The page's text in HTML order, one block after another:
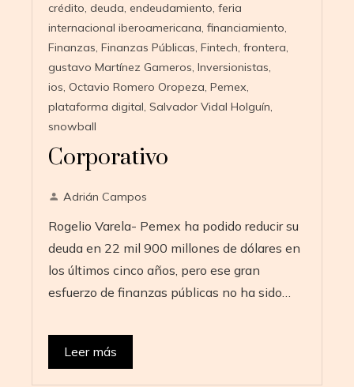
crédito, deuda, endeudamiento, feria
internacional iberoamericana, financiamiento,
Finanzas, Finanzas Públicas, Fintech, frontera,
gustavo Martínez Gameros, Inversionistas,
ios, Octavio Romero Oropeza, Pemex,
plataforma digital, Salvador Vidal Holguín,
snowball
Corporativo
Adrián Campos
Rogelio Varela- Pemex ha podido reducir su
deuda en 22 mil 900 millones de dólares en
los últimos cinco años, pero ese gran
esfuerzo de finanzas públicas no ha sido…
Leer más